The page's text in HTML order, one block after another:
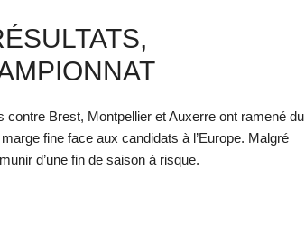
Brest, Montpellier et Auxerre ont ramené du
fine face aux candidats à l’Europe. Malgré
d’une fin de saison à risque.